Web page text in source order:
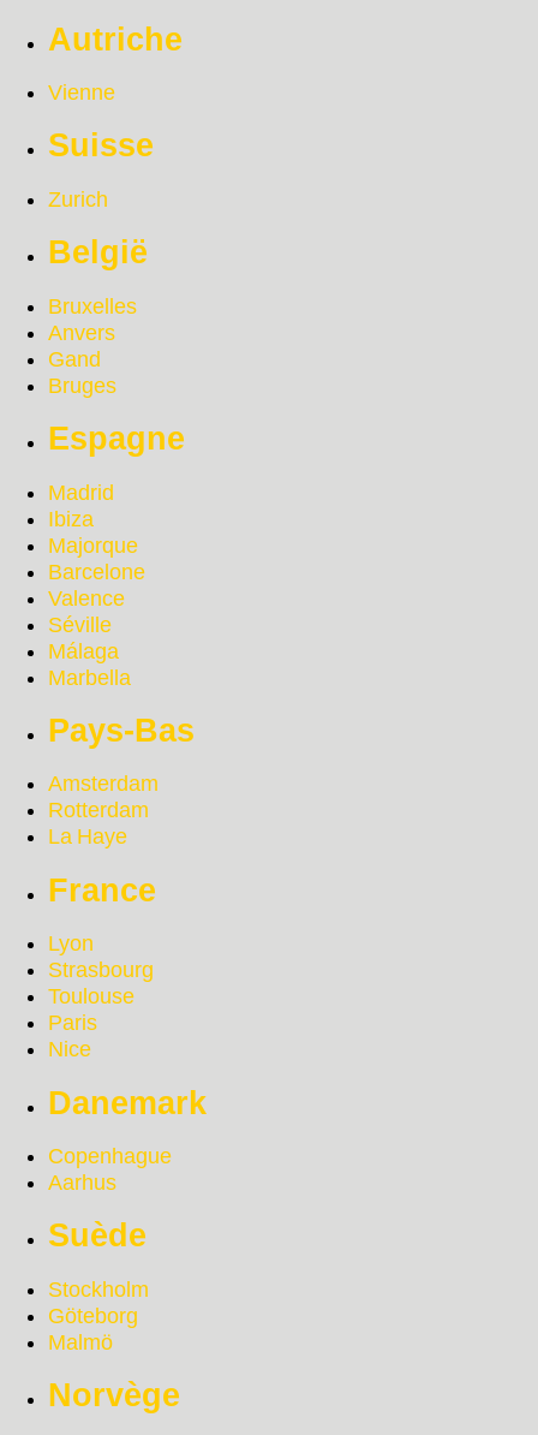
Autriche
Vienne
Suisse
Zurich
België
Bruxelles
Anvers
Gand
Bruges
Espagne
Madrid
Ibiza
Majorque
Barcelone
Valence
Séville
Málaga
Marbella
Pays-Bas
Amsterdam
Rotterdam
La Haye
France
Lyon
Strasbourg
Toulouse
Paris
Nice
Danemark
Copenhague
Aarhus
Suède
Stockholm
Göteborg
Malmö
Norvège